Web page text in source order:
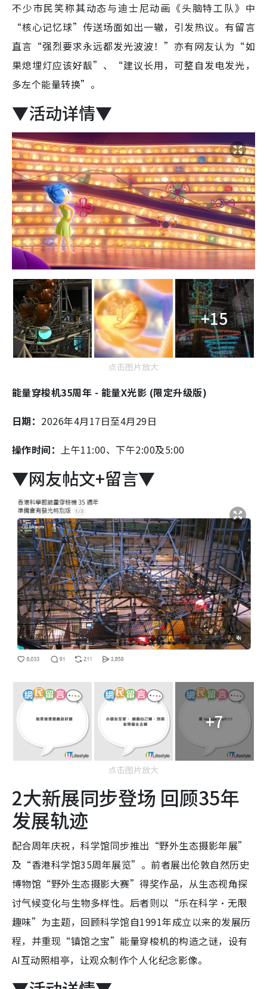
不少市民笑称其动态与迪士尼动画《头脑特工队》中
“核心记忆球”传送场面如出一辙，引发热议。有留言
直言“强烈要求永远都发光波波！”亦有网友认为“如
果熄埋灯应该好靓”、“建议长用，可整自发电发光，
多左个能量转换”。
▼活动详情▼
+15
点击图片放大
能量穿梭机35周年 - 能量X光影 (限定升级版)
日期： 2026年4月17日至4月29日
操作时间：
上午11:00、下午2:00及5:00
▼网友帖文+留言▼
+7
点击图片放大
2大新展同步登场 回顾35年
发展轨迹
配合周年庆祝，科学馆同步推出“野外生态摄影年展”
及“香港科学馆35周年展览”。前者展出伦敦自然历史
博物馆“野外生态摄影大赛”得奖作品，从生态视角探
讨气候变化与生物多样性。后者则以“乐在科学‧无限
趣味”为主题，回顾科学馆自1991年成立以来的发展历
程，并重现“镇馆之宝”能量穿梭机的构造之谜，设有
AI互动照相亭，让观众制作个人化纪念影像。